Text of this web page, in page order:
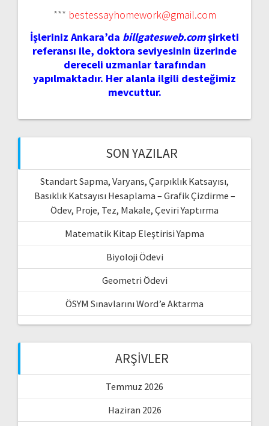
*** bestessayhomework@gmail.com
İşleriniz Ankara’da billgatesweb.comşirketi
referansı ile, doktora seviyesinin üzerinde
dereceli uzmanlar tarafından
yapılmaktadır. Her alanla ilgili desteğimiz
mevcuttur.
SON YAZILAR
Standart Sapma, Varyans, Çarpıklık Katsayısı,
Basıklık Katsayısı Hesaplama – Grafik Çizdirme –
Ödev, Proje, Tez, Makale, Çeviri Yaptırma
Matematik Kitap Eleştirisi Yapma
Biyoloji Ödevi
Geometri Ödevi
ÖSYM Sınavlarını Word’e Aktarma
ARŞIVLER
Temmuz 2026
Haziran 2026